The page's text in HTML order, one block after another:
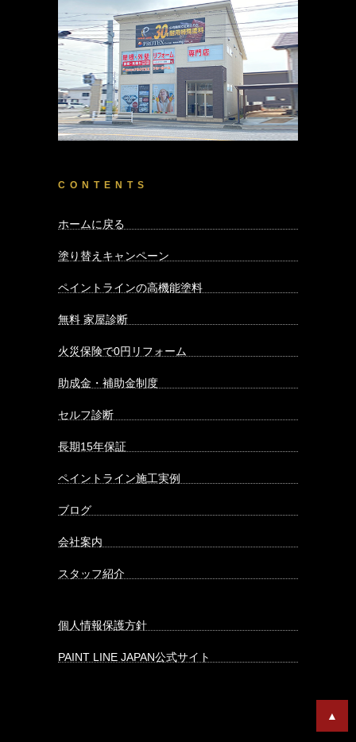
CONTENTS
ホームに戻る
塗り替えキャンペーン
ペイントラインの高機能塗料
無料 家屋診断
火災保険で0円リフォーム
助成金・補助金制度
セルフ診断
長期15年保証
ペイントライン施工実例
ブログ
会社案内
スタッフ紹介
個人情報保護方針
PAINT LINE JAPAN公式サイト